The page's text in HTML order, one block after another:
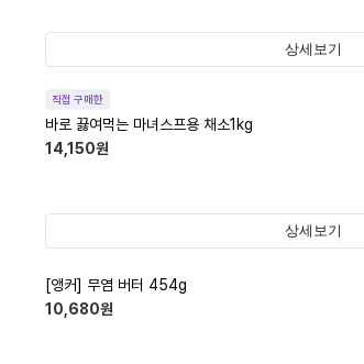
상세보기
직접 구매한
바로 끓여먹는 마녀스프용 채소1kg
14,150원
상세보기
[앵커] 무염 버터 454g
10,680원